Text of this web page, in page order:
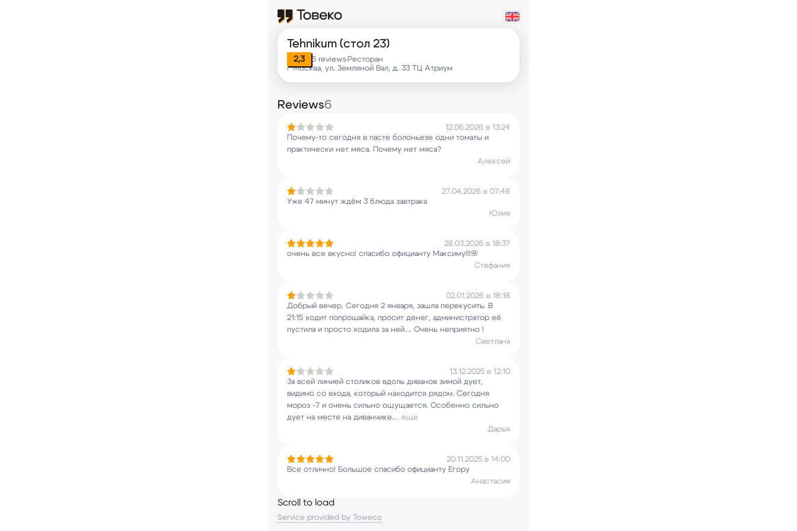
Tehnikum (стол 23)
2,3 6 reviews•Ресторан
г Москва, ул. Земляной Вал, д. 33 ТЦ Атриум
Reviews6
12.06.2026 в 13:24
Почему-то сегодня в пасте болоньезе одни томаты и
практически нет мяса. Почему нет мяса?
Алексей
27.04.2026 в 07:48
Уже 47 минут ждём 3 блюда завтрака
Юлия
28.03.2026 в 18:37
очень все вкусно! спасибо официанту Максиму!!!🌸
Стефания
02.01.2026 в 18:18
Добрый вечер. Сегодня 2 января, зашла перекусить. В
21:15 ходит попрошайка, просит денег, администратор её
пустила и просто ходила за ней.... Очень неприятно !
Светлана
13.12.2025 в 12:10
За всей линией столиков вдоль диванов зимой дует,
видимо со входа, который находится рядом. Сегодня
мороз -7 и очень сильно ощущается. Особенно сильно
дует на месте на диванчике.... еще
Дарья
20.11.2025 в 14:00
Все отлично! Большое спасибо официанту Егору
Анастасия
Scroll to load
Service provided by Toweco